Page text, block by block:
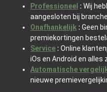
Professioneel : Wij
aangesloten bij
Onafhankelijk : Geen
premiekortingen
Service : Online
iOs en Android en alles
Automatische
nieuwe